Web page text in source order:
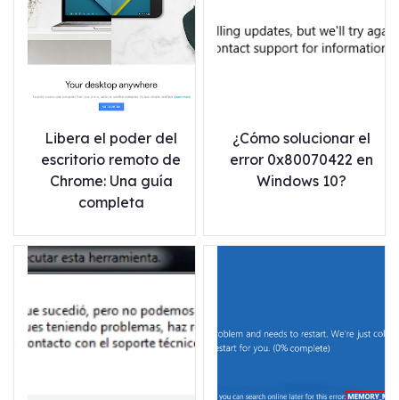
Libera el poder del
escritorio remoto de
Chrome: Una guía
completa
¿Cómo solucionar el
error 0x80070422 en
Windows 10?